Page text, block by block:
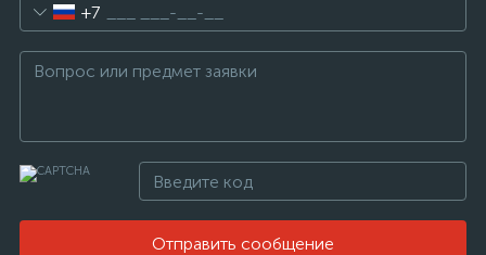
+7
Отправить сообщение